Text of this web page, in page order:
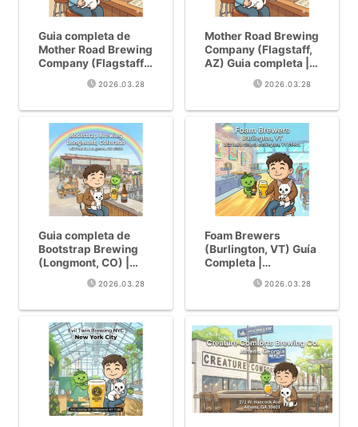
Guia completa de
Mother Road Brewing
Company (Flagstaff,
AZ) | Todo sobre la
IPA numero 1 de2026.03.28
Mother Road Brewing
Company (Flagstaff,
AZ) Guia completa |
La IPA No.1 de
Arizona «Tower2026.03.28
Guia completa de
Bootstrap Brewing
(Longmont, CO) |
Potencia de Colorado
con 5 medallas de
2026.03.28
Foam Brewers
(Burlington, VT) Guía
Completa |
Cervecería Top 3 de
Vermont con 97 en
2026.03.28